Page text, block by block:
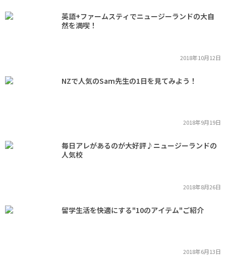
英語+ファームスティでニュージーランドの大自
然を満喫！
2018年10月12日
NZで人気のSam先生の1日を見てみよう！
2018年9月19日
毎日アレがあるのが大好評♪ニュージーランドの
人気校
2018年8月26日
留学生活を快適にする"10のアイテム"ご紹介
2018年6月13日